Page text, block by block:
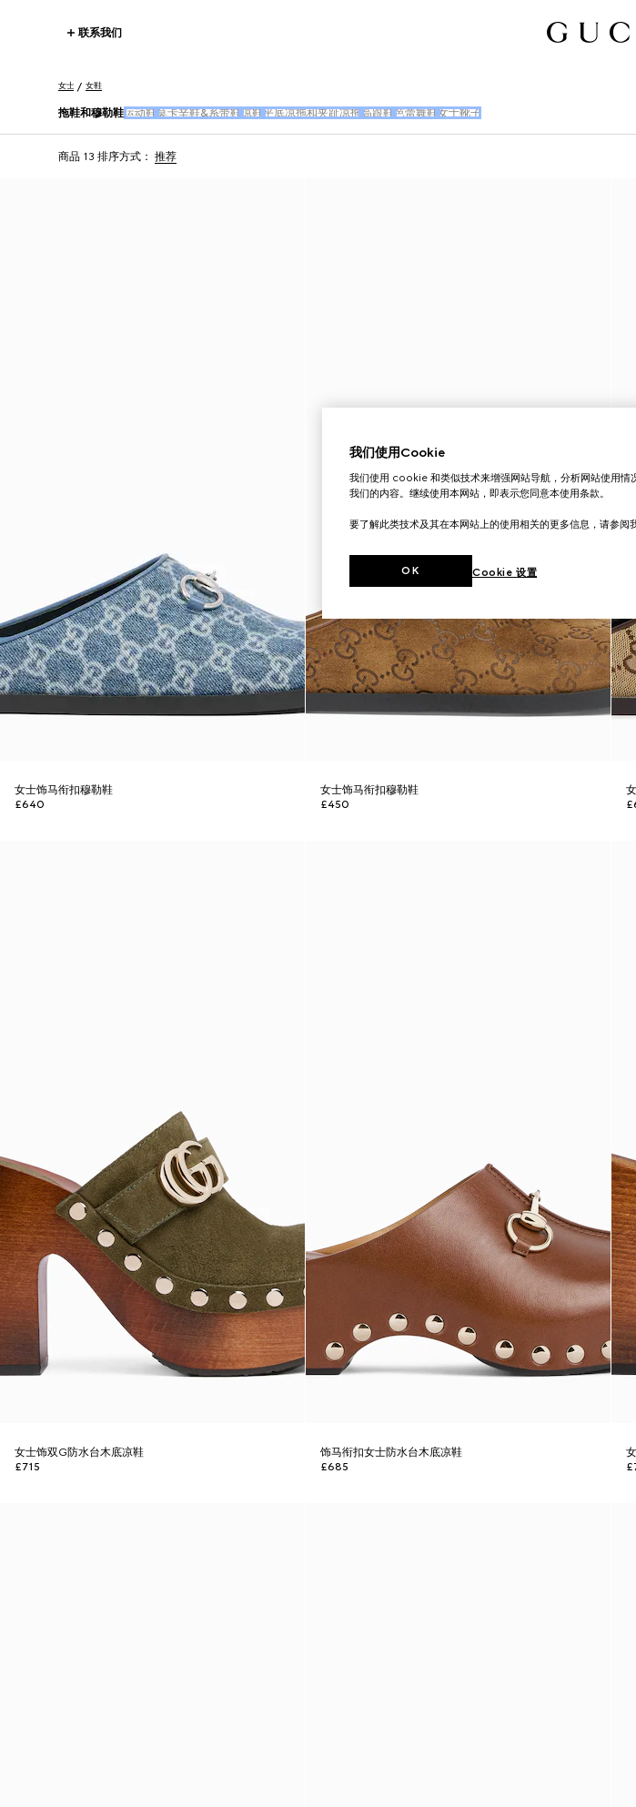
联系我们
女士 女鞋
拖鞋和穆勒鞋 运动鞋 莫卡辛鞋&系带鞋 凉鞋 平底凉拖和夹趾凉拖 高跟鞋 芭蕾舞鞋 女士靴子
商品 13 排序方式： 推荐
女士饰马衔扣穆勒鞋
£640
女士饰马衔扣穆勒鞋
£450
女士饰双G防水台木底凉鞋
£715
饰马衔扣女士防水台木底凉鞋
£685
我们使用Cookie
我们使用 cookie 和类似技术来增强网站导航，分析网站使用情
我们的内容。继续使用本网站，即表示您同意本使用条款。
要了解此类技术及其在本网站上的使用相关的更多信息，请参阅
Cookie 设置
OK